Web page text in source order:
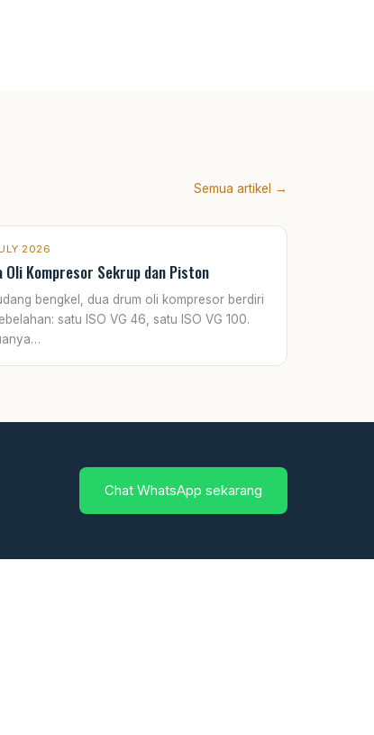
Semua artikel →
2026
Oli Kompresor Sekrup dan Piston
bengkel, dua drum oli kompresor berdiri
satu ISO VG 46, satu ISO VG 100.
Chat WhatsApp sekarang